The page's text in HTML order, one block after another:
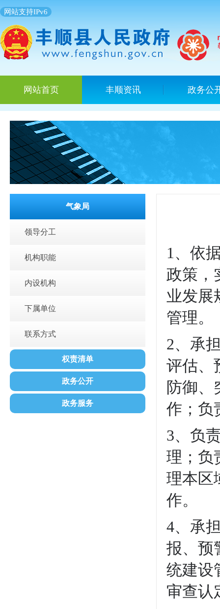
网站支持IPv6
网站首页 丰顺资讯 政务公
气象局
领导分工
机构职能
内设机构
下属单位
联系方式
权责清单
政务公开
政务服务
1、依
政策，
业发展
管理。
2、 承
评估、
防御、
作 ； 负
3、负
理；负
理本区
作。
4、 承
报、 预
统建设
审查认